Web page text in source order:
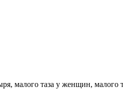
малого таза у женщин, малого